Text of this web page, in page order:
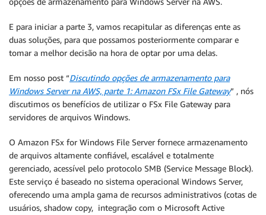
E para iniciar a parte 3, vamos recapitular as diferenças ente as
duas soluções, para que possamos posteriormente comparar e
tomar a melhor decisão na hora de optar por uma delas.
Em nosso post “Discutindo opções de armazenamento para
Windows Server na AWS, parte 1: Amazon FSx File Gateway” , nós
discutimos os benefícios de utilizar o FSx File Gateway para
servidores de arquivos Windows.
O Amazon FSx for Windows File Server fornece armazenamento
de arquivos altamente confiável, escalável e totalmente
gerenciado, acessível pelo protocolo SMB (Service Message Block).
Este serviço é baseado no sistema operacional Windows Server,
oferecendo uma ampla gama de recursos administrativos (cotas de
usuários, shadow copy, integração com o Microsoft Active